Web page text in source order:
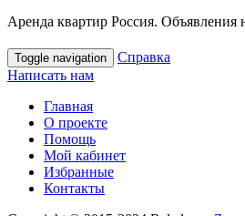
Аренда квартир Россия. Объявления
Toggle navigation
Справка
Написать нам
Главная
О проекте
Помощь
Мой кабинет
Избранные
Контакты